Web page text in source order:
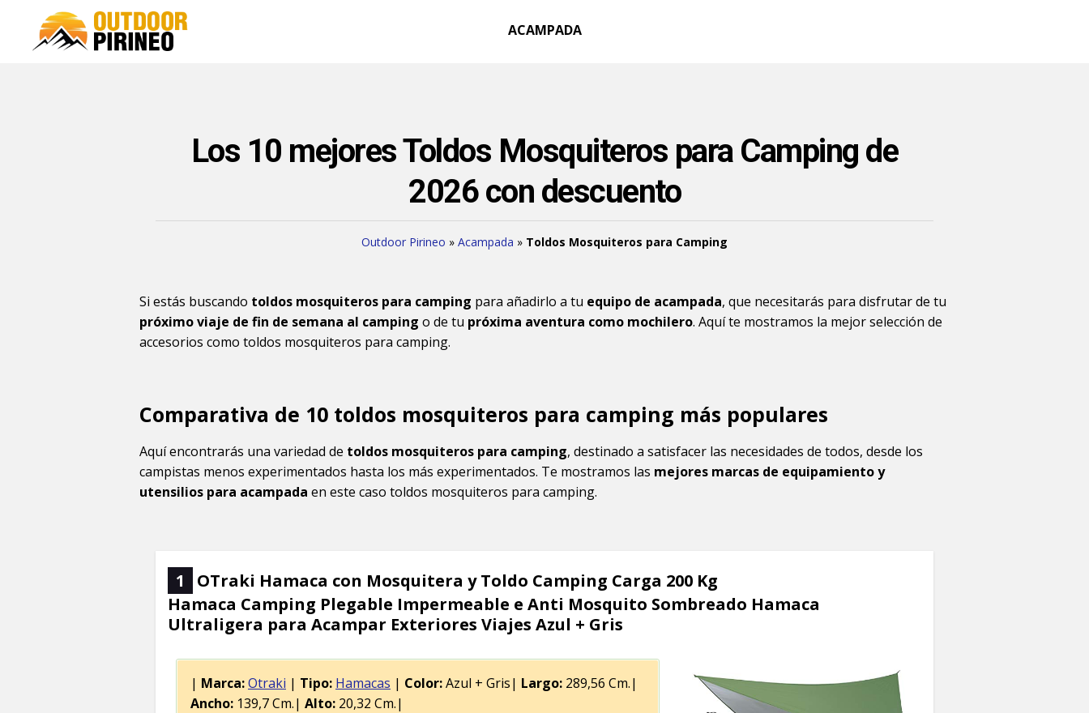
ACAMPADA
Los 10 mejores Toldos Mosquiteros para Camping de
2026 con descuento
Outdoor Pirineo » Acampada » Toldos Mosquiteros para Camping
Si estás buscando toldos mosquiteros para camping para añadirlo a tu equipo de acampada, que necesitarás para disfrutar de tu
próximo viaje de fin de semana al camping o de tu próxima aventura como mochilero. Aquí te mostramos la mejor selección de
accesorios como toldos mosquiteros para camping.
Comparativa de 10 toldos mosquiteros para camping más populares
Aquí encontrarás una variedad de toldos mosquiteros para camping, destinado a satisfacer las necesidades de todos, desde los
campistas menos experimentados hasta los más experimentados. Te mostramos las mejores marcas de equipamiento y
utensilios para acampada en este caso toldos mosquiteros para camping.
1
OTraki Hamaca con Mosquitera y Toldo Camping Carga 200 Kg
Hamaca Camping Plegable Impermeable e Anti Mosquito Sombreado Hamaca
Ultraligera para Acampar Exteriores Viajes Azul + Gris
| Marca:Otraki | Tipo: Hamacas | Color:Azul + Gris| Largo: 289,56 Cm.|
Ancho: 139,7 Cm.| Alto: 20,32 Cm.|